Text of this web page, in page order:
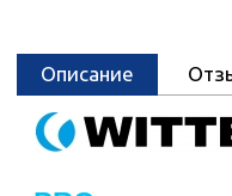
Описание